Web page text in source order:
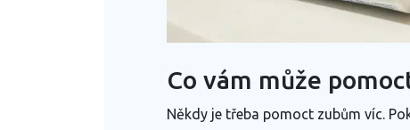
Co vám může
Někdy je třeba pomoct zubům víc.